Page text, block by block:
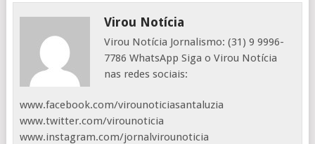
Virou Notícia
Virou Notícia Jornalismo: (31) 9 9996-
7786 WhatsApp Siga o Virou Notícia
nas redes sociais:
www.facebook.com/virounoticiasantaluzia
www.twitter.com/virounoticia
www.instagram.com/jornalvirounoticia